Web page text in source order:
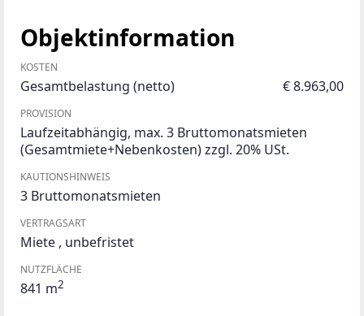
Objektinformation
KOSTEN
Gesamtbelastung (netto) € 8.963,00
PROVISION
Laufzeitabhängig, max. 3 Bruttomonatsmieten
(Gesamtmiete+Nebenkosten) zzgl. 20% USt.
KAUTIONSHINWEIS
3 Bruttomonatsmieten
VERTRAGSART
Miete , unbefristet
NUTZFLÄCHE
841 m2